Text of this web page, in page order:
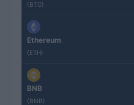
(BTC)
Ethereum
(ETH)
BNB
(BNB)